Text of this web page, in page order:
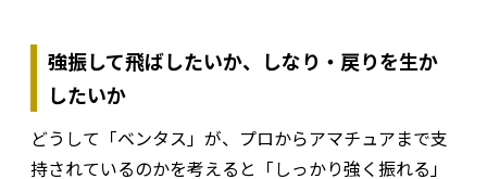
強振して飛ばしたいか、しなり・戻りを生か
したいか
どうして「ベンタス」が、プロからアマチュアまで支
持されているのかを考えると「しっかり強く振れる」